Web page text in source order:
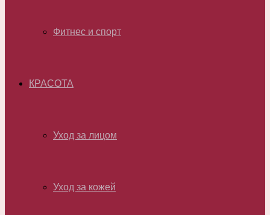
Фитнес и спорт
КРАСОТА
Уход за лицом
Уход за кожей